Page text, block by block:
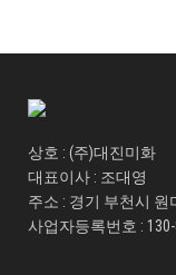
상호 : (주)대진미화
대표이사 : 조대영
주소 : 경기 부천시 원
사업자등록번호 : 130-